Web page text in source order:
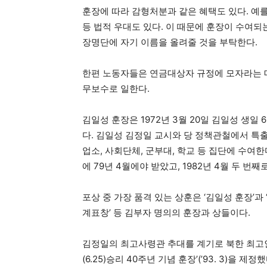
훈장에 따라 감형처분과 같은 혜택도 있다. 예
등 법적 우대도 있다. 이 때문에 훈장이 수여
장명단에 자기 이름을 올려줄 것을 부탁한다.
한편 노동자들은 연금대상자 규정에 모자라
무보수로 일한다.
김일성 훈장은 1972년 3월 20일 김일성 생일
다. 김일성 김정일 교시와 당 정책관철에서 특
업소, 사회단체, 군부대, 학교 등 집단에 수여
에 79년 4월에야 받았고, 1982년 4월 두 번째
포상 중 가장 품격 있는 상훈은 ‘김일성 훈장’과
계표창’ 등 김부자 명의의 훈장과 상들이다.
김정일의 최고사령관 추대를 계기로 북한 최
(6.25)승리 40주년 기념 훈장’(’93. 3)을 제정